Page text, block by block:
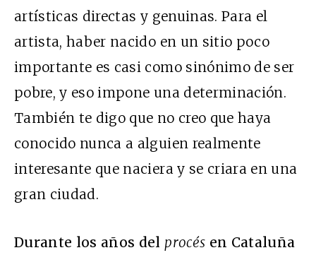
artísticas directas y genuinas. Para el
artista, haber nacido en un sitio poco
importante es casi como sinónimo de ser
pobre, y eso impone una determinación.
También te digo que no creo que haya
conocido nunca a alguien realmente
interesante que naciera y se criara en una
gran ciudad.
Durante los años del procés en Cataluña